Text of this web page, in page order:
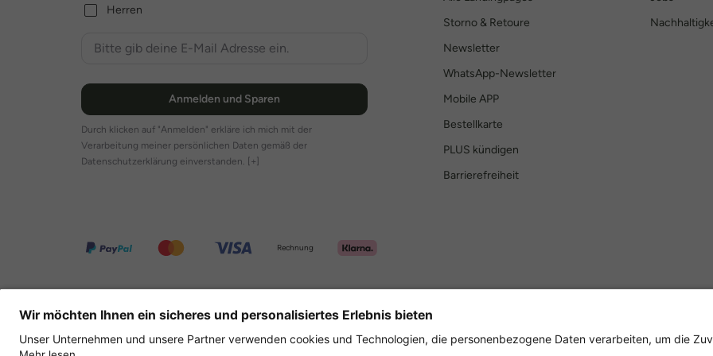
Herren
Anmelden und Sparen
Durch klicken auf "Anmelden" erkläre ich mich mit der
Verarbeitung meiner persönlichen Daten gemäß der
Datenschutzerklärung einverstanden. [+]
Storno & Retoure
Newsletter
WhatsApp-Newsletter
Mobile APP
Bestellkarte
PLUS kündigen
Barrierefreiheit
Rechnung
Sicher einkaufen mit